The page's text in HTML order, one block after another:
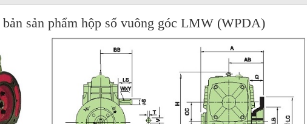
sản phẩm hộp số vuông góc LMW (WPDA)